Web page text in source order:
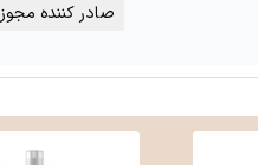
صادر کننده مجوز